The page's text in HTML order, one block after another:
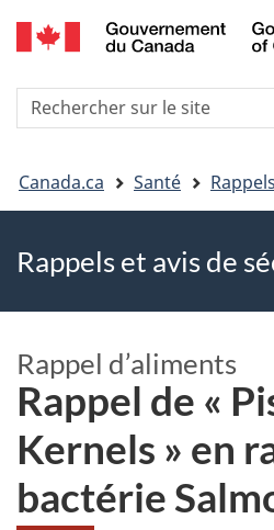
to
to
à
Recherche
Vous
êtes
ici
Canada.ca Santé
Rappels et avis de
Rappel d’aliments
Rappel de «
Kernels » en
bactérie